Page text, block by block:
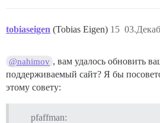
tobiaseigen (Tobias Eigen) 15
@nahimov , вам удалось обновить
поддерживаемый сайт? Я бы
этому совету:
pfaffman: